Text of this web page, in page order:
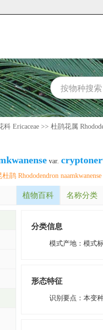
科 Ericaceae >> 杜鹃花属
var.
鹃 Rhododendron naamkwanense
植物百科 名称分类
分类信息
模式产地 ： 模式
形态特征
识别要点 ： 本变